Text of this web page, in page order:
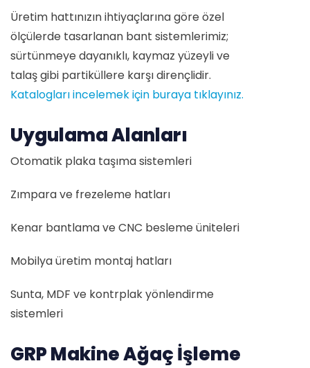
Üretim hattınızın ihtiyaçlarına göre özel
ölçülerde tasarlanan bant sistemlerimiz;
sürtünmeye dayanıklı, kaymaz yüzeyli ve
talaş gibi partiküllere karşı dirençlidir.
Katalogları incelemek için buraya tıklayınız.
Uygulama Alanları
Otomatik plaka taşıma sistemleri
Zımpara ve frezeleme hatları
Kenar bantlama ve CNC besleme üniteleri
Mobilya üretim montaj hatları
Sunta, MDF ve kontrplak yönlendirme
sistemleri
GRP Makine Ağaç İşleme